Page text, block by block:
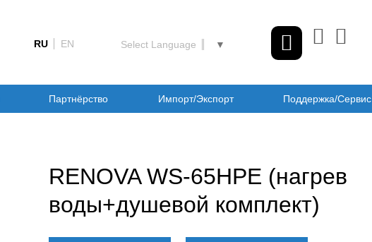
Select Language ▼
RU EN
Партнёрство Импорт/Экспорт Поддержка/Сервис
RENOVA WS-65HPE (нагрев
воды+душевой комплект)